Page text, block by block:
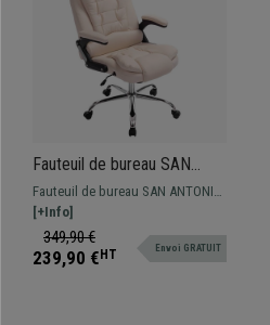
Fauteuil de bureau SAN
ANTONIO, Grand
rembourrage, Résistant
jusqu'à 150 kg, en Cuir,
Crème
Fauteuil de bureau SAN ANTONIO.
Très résistant, avec un grand
rembourrage et revêtement en cuir
synthétique disponible en
[+Info]
349,90 €
239,90 € HT Envoi GRATUIT